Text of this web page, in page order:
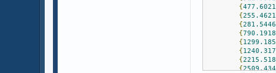
{477.6021
{255.4621
{281.5446
{790.1918
{
{
{
{